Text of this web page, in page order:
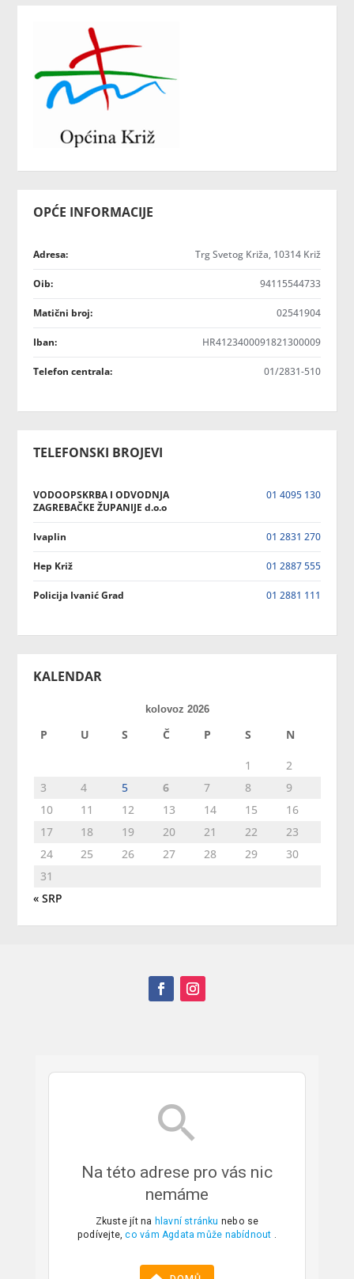
OPĆE INFORMACIJE
Adresa: Trg Svetog Križa, 10314 Križ
Oib: 94115544733
Matični broj: 02541904
Iban: HR4123400091821300009
Telefon centrala: 01/2831-510
TELEFONSKI BROJEVI
VODOOPSKRBA I ODVODNJA
ZAGREBAČKE ŽUPANIJE d.o.o
01 4095 130
Ivaplin 01 2831 270
Hep Križ 01 2887 555
Policija Ivanić Grad 01 2881 111
KALENDAR
kolovoz 2026
P U S Č P S N
1
2
3
4 5 6 7 8
9
10
11 12 13 14 15
16
17
18 19 20 21 22
23
24
25 26 27 28 29
30
31
« SRP